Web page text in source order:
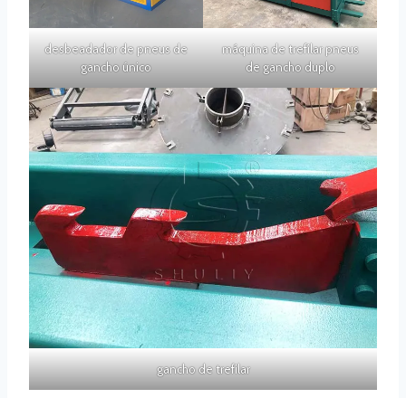
desbeadador de pneus de
gancho único
máquina de trefilar pneus
de gancho duplo
gancho de trefilar